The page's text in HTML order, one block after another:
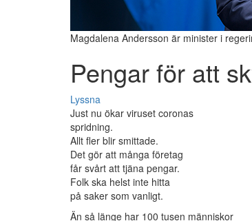
Magdalena Andersson är minister i
Pengar för att
Lyssna
Just nu ökar viruset coronas
spridning.
Allt fler blir smittade.
Det gör att många företag
får svårt att tjäna pengar.
Folk ska helst inte hitta
på saker som vanligt.
Än så länge har 100 tusen människor